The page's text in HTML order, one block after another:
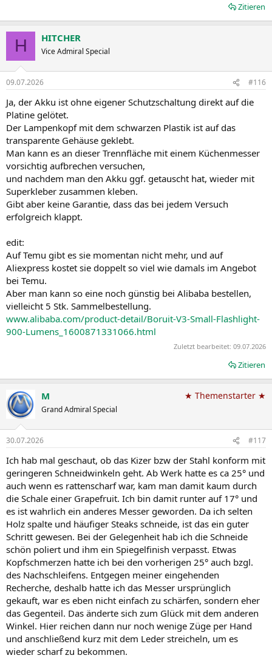
Zitieren
H HITCHER
Vice Admiral Special
09.07.2026 #116
Ja, der Akku ist ohne eigener Schutzschaltung direkt auf die
Platine gelötet.
Der Lampenkopf mit dem schwarzen Plastik ist auf das
transparente Gehäuse geklebt.
Man kann es an dieser Trennfläche mit einem Küchenmesser
vorsichtig aufbrechen versuchen,
und nachdem man den Akku ggf. getauscht hat, wieder mit
Superkleber zusammen kleben.
Gibt aber keine Garantie, dass das bei jedem Versuch
erfolgreich klappt.
edit:
Auf Temu gibt es sie momentan nicht mehr, und auf
Aliexpress kostet sie doppelt so viel wie damals im Angebot
bei Temu.
Aber man kann so eine noch günstig bei Alibaba bestellen,
vielleicht 5 Stk. Sammelbestellung.
www.alibaba.com/product-detail/Boruit-V3-Small-Flashlight-
900-Lumens_1600871331066.html
Zuletzt bearbeitet: 09.07.2026
Zitieren
M
Grand Admiral Special
★ Themenstarter ★
30.07.2026 #117
Ich hab mal geschaut, ob das Kizer bzw der Stahl konform mit
geringeren Schneidwinkeln geht. Ab Werk hatte es ca 25° und
auch wenn es rattenscharf war, kam man damit kaum durch
die Schale einer Grapefruit. Ich bin damit runter auf 17° und
es ist wahrlich ein anderes Messer geworden. Da ich selten
Holz spalte und häufiger Steaks schneide, ist das ein guter
Schritt gewesen. Bei der Gelegenheit hab ich die Schneide
schön poliert und ihm ein Spiegelfinish verpasst. Etwas
Kopfschmerzen hatte ich bei den vorherigen 25° auch bzgl.
des Nachschleifens. Entgegen meiner eingehenden
Recherche, deshalb hatte ich das Messer ursprünglich
gekauft, war es eben nicht einfach zu schärfen, sondern eher
das Gegenteil. Das änderte sich zum Glück mit dem anderen
Winkel. Hier reichen dann nur noch wenige Züge per Hand
und anschließend kurz mit dem Leder streicheln, um es
wieder scharf zu bekommen.